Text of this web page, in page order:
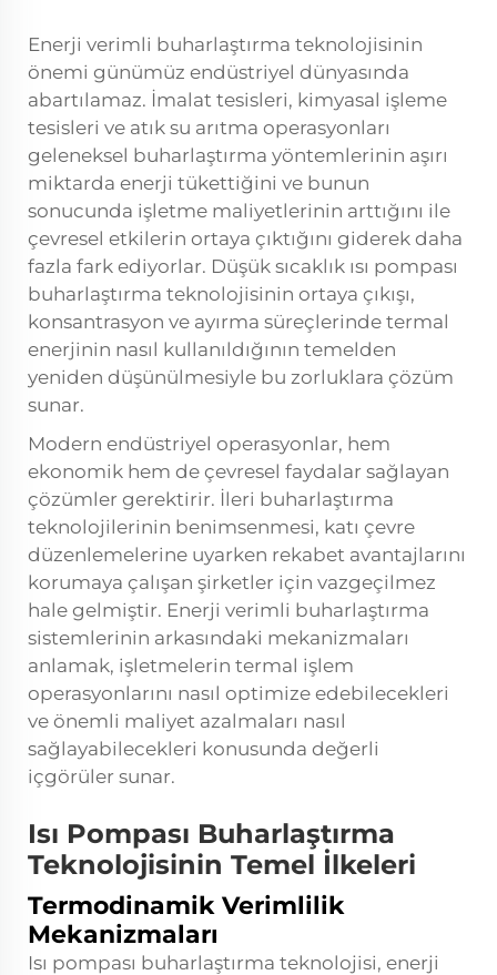
Enerji verimli buharlaştırma teknolojisinin
önemi günümüz endüstriyel dünyasında
abartılamaz. İmalat tesisleri, kimyasal işleme
tesisleri ve atık su arıtma operasyonları
geleneksel buharlaştırma yöntemlerinin aşırı
miktarda enerji tükettiğini ve bunun
sonucunda işletme maliyetlerinin arttığını ile
çevresel etkilerin ortaya çıktığını giderek daha
fazla fark ediyorlar. Düşük sıcaklık ısı pompası
buharlaştırma teknolojisinin ortaya çıkışı,
konsantrasyon ve ayırma süreçlerinde termal
enerjinin nasıl kullanıldığının temelden
yeniden düşünülmesiyle bu zorluklara çözüm
sunar.
Modern endüstriyel operasyonlar, hem
ekonomik hem de çevresel faydalar sağlayan
çözümler gerektirir. İleri buharlaştırma
teknolojilerinin benimsenmesi, katı çevre
düzenlemelerine uyarken rekabet avantajlarını
korumaya çalışan şirketler için vazgeçilmez
hale gelmiştir. Enerji verimli buharlaştırma
sistemlerinin arkasındaki mekanizmaları
anlamak, işletmelerin termal işlem
operasyonlarını nasıl optimize edebilecekleri
ve önemli maliyet azalmaları nasıl
sağlayabilecekleri konusunda değerli
içgörüler sunar.
Isı Pompası Buharlaştırma
Teknolojisinin Temel İlkeleri
Termodinamik Verimlilik
Mekanizmaları
Isı pompası buharlaştırma teknolojisi, enerji